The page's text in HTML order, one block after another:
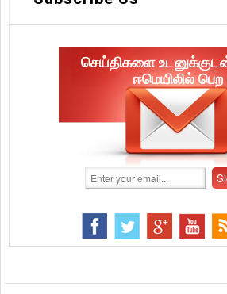
செய்திகளை
ஈமெயிலில் பெற